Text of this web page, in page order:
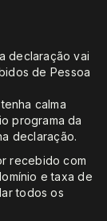
declaração vai
de Pessoa
calma
programa da
declaração.
recebido com
e taxa de
todos os